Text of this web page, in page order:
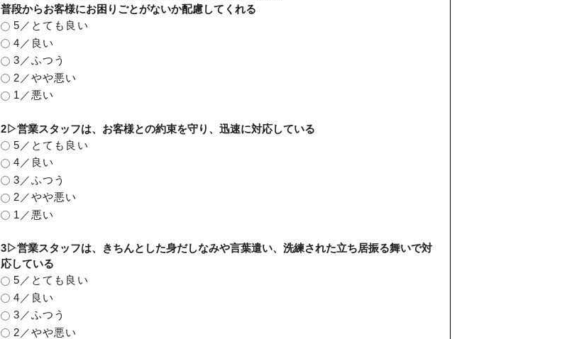
普段からお客様にお困りごとがないか配慮してくれる
5／とても良い
4／良い
3／ふつう
2／やや悪い
1／悪い
2▷営業スタッフは、お客様との約束を守り、迅速に対応している
5／とても良い
4／良い
3／ふつう
2／やや悪い
1／悪い
3▷営業スタッフは、きちんとした身だしなみや言葉遣い、洗練された立ち居振る舞いで対
応している
5／とても良い
4／良い
3／ふつう
2／やや悪い